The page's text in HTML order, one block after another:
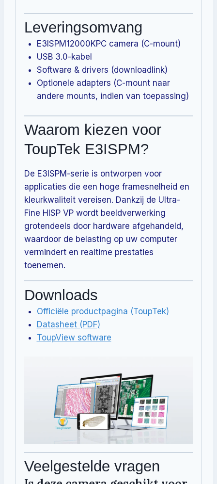
Leveringsomvang
E3ISPM12000KPC camera (C-mount)
USB 3.0-kabel
Software & drivers (downloadlink)
Optionele adapters (C-mount naar
andere mounts, indien van toepassing)
Waarom kiezen voor
ToupTek E3ISPM?
De E3ISPM-serie is ontworpen voor
applicaties die een hoge framesnelheid en
kleurkwaliteit vereisen. Dankzij de Ultra-
Fine HISP VP wordt beeldverwerking
grotendeels door hardware afgehandeld,
waardoor de belasting op uw computer
vermindert en realtime prestaties
toenemen.
Downloads
Officiële productpagina (ToupTek)
Datasheet (PDF)
ToupView software
Veelgestelde vragen